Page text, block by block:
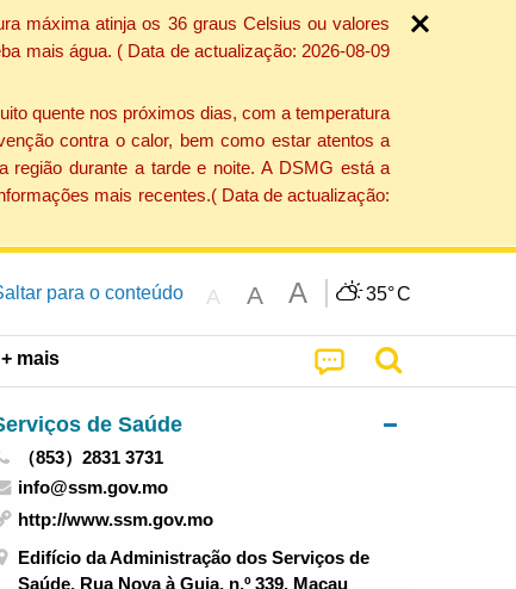
máxima atinja os 36 graus Celsius ou valores
mais água. ( Data de actualização: 2026-08-09
quente nos próximos dias, com a temperatura
contra o calor, bem como estar atentos a
região durante a tarde e noite. A DSMG está a
mais recentes.( Data de actualização:
para o conteúdo A A A 35°C
+ mais
de Saúde
（853）2831 3731
info@ssm.gov.mo
http://www.ssm.gov.mo
Edifício da Administração dos Serviços de
Saúde, Rua Nova à Guia, n.º 339, Macau